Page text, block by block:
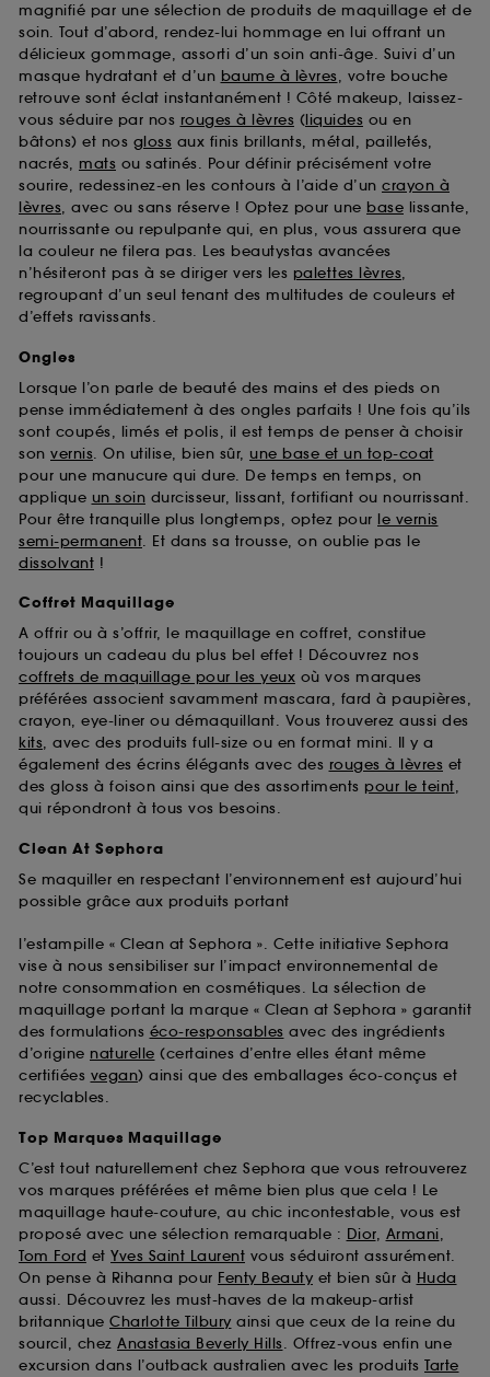
magnifié par une sélection de produits de maquillage et de
soin. Tout d’abord, rendez-lui hommage en lui offrant un
délicieux gommage, assorti d’un soin anti-âge. Suivi d’un
masque hydratant et d’un baume à lèvres, votre bouche
retrouve sont éclat instantanément ! Côté makeup, laissez-
vous séduire par nos rouges à lèvres (liquides ou en
bâtons) et nos gloss aux finis brillants, métal, pailletés,
nacrés, mats ou satinés. Pour définir précisément votre
sourire, redessinez-en les contours à l’aide d’un crayon à
lèvres, avec ou sans réserve ! Optez pour une base lissante,
nourrissante ou repulpante qui, en plus, vous assurera que
la couleur ne filera pas. Les beautystas avancées
n’hésiteront pas à se diriger vers les palettes lèvres,
regroupant d’un seul tenant des multitudes de couleurs et
d’effets ravissants.
Ongles
Lorsque l’on parle de beauté des mains et des pieds on
pense immédiatement à des ongles parfaits ! Une fois qu’ils
sont coupés, limés et polis, il est temps de penser à choisir
son vernis. On utilise, bien sûr, une base et un top-coat
pour une manucure qui dure. De temps en temps, on
applique un soin durcisseur, lissant, fortifiant ou nourrissant.
Pour être tranquille plus longtemps, optez pour le vernis
semi-permanent. Et dans sa trousse, on oublie pas le
dissolvant !
Coffret Maquillage
A offrir ou à s’offrir, le maquillage en coffret, constitue
toujours un cadeau du plus bel effet ! Découvrez nos
coffrets de maquillage pour les yeux où vos marques
préférées associent savamment mascara, fard à paupières,
crayon, eye-liner ou démaquillant. Vous trouverez aussi des
kits, avec des produits full-size ou en format mini. Il y a
également des écrins élégants avec des rouges à lèvres et
des gloss à foison ainsi que des assortiments pour le teint,
qui répondront à tous vos besoins.
Clean At Sephora
Se maquiller en respectant l’environnement est aujourd’hui
possible grâce aux produits portant
l’estampille « Clean at Sephora ». Cette initiative Sephora
vise à nous sensibiliser sur l’impact environnemental de
notre consommation en cosmétiques. La sélection de
maquillage portant la marque « Clean at Sephora » garantit
des formulations éco-responsables avec des ingrédients
d’origine naturelle (certaines d’entre elles étant même
certifiées vegan) ainsi que des emballages éco-conçus et
recyclables.
Top Marques Maquillage
C’est tout naturellement chez Sephora que vous retrouverez
vos marques préférées et même bien plus que cela ! Le
maquillage haute-couture, au chic incontestable, vous est
proposé avec une sélection remarquable : Dior, Armani,
Tom Ford et Yves Saint Laurent vous séduiront assurément.
On pense à Rihanna pour Fenty Beauty et bien sûr à Huda
aussi. Découvrez les must-haves de la makeup-artist
britannique Charlotte Tilbury ainsi que ceux de la reine du
sourcil, chez Anastasia Beverly Hills. Offrez-vous enfin une
excursion dans l’outback australien avec les produits Tarte